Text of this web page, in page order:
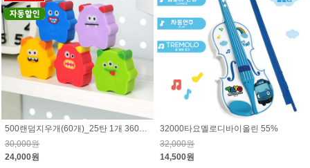
500랜덤지우개(60개)_25탄 1개 360원 로그인시 10% 할인된 가격
30,000원
24,000원
32000타요멜로디바이올린 55%
32,000원
14,500원